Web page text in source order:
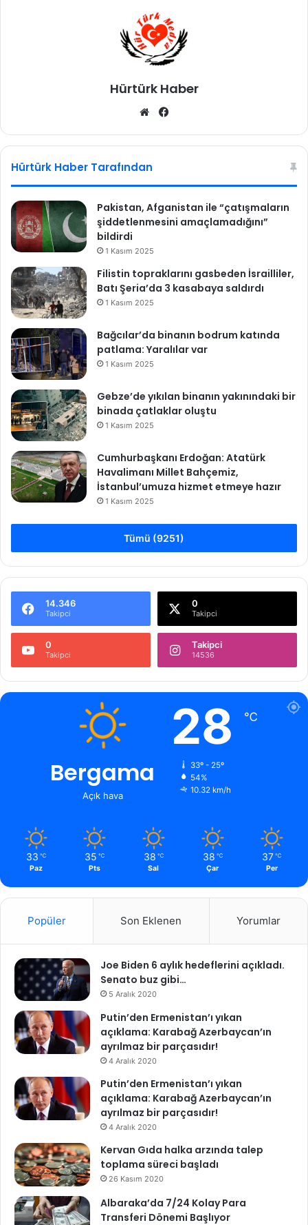
t
Hürtürk Haber
We
sit bo
Hürtürk Haber Tarafından
Pakistan, Afganistan ile “çatışmaların
şiddetlenmesini amaçlamadığını”
bildirdi
1 Kasım 2025
Filistin topraklarını gasbeden İsrailliler,
Batı Şeria’da 3 kasabaya saldırdı
1 Kasım 2025
Bağcılar’da binanın bodrum katında
patlama: Yaralılar var
1 Kasım 2025
Gebze’de yıkılan binanın yakınındaki bir
binada çatlaklar oluştu
1 Kasım 2025
Cumhurbaşkanı Erdoğan: Atatürk
Havalimanı Millet Bahçemiz,
İstanbul’umuza hizmet etmeye hazır
1 Kasım 2025
Tümü (9251)
14.346
Takipci
0
Takipci
0
Takipci
Takipci
14536
Bergama
Açık hava
28 ℃
33º - 25º
54%
10.32 km/h
33 ℃
Paz
35 ℃
Pts
38 ℃
Sal
38 ℃
Çar
37 ℃
Per
Popüler Son Eklenen Yorumlar
Joe Biden 6 aylık hedeflerini açıkladı.
Senato buz gibi…
5 Aralık 2020
Putin’den Ermenistan’ı yıkan
açıklama: Karabağ Azerbaycan’ın
ayrılmaz bir parçasıdır!
4 Aralık 2020
Putin’den Ermenistan’ı yıkan
açıklama: Karabağ Azerbaycan’ın
ayrılmaz bir parçasıdır!
4 Aralık 2020
Kervan Gıda halka arzında talep
toplama süreci başladı
26 Kasım 2020
Albaraka’da 7/24 Kolay Para
Transferi Dönemi Başlıyor